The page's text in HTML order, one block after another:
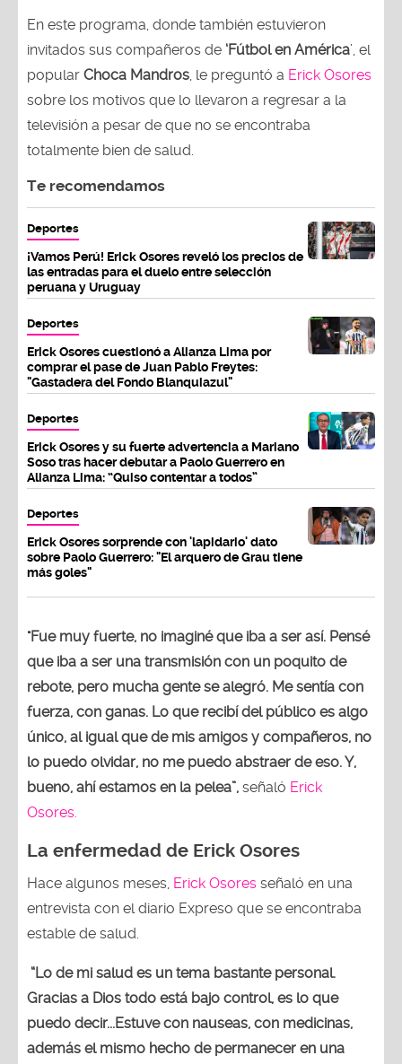
En este programa, donde también estuvieron
invitados sus compañeros de ‘Fútbol en América’, el
popular Choca Mandros, le preguntó a Erick Osores
sobre los motivos que lo llevaron a regresar a la
televisión a pesar de que no se encontraba
totalmente bien de salud.
Te recomendamos
Deportes
¡Vamos Perú! Erick Osores reveló los precios de
las entradas para el duelo entre selección
peruana y Uruguay
Deportes
Erick Osores cuestionó a Alianza Lima por
comprar el pase de Juan Pablo Freytes:
"Gastadera del Fondo Blanquiazul"
Deportes
Erick Osores y su fuerte advertencia a Mariano
Soso tras hacer debutar a Paolo Guerrero en
Alianza Lima: “Quiso contentar a todos”
Deportes
Erick Osores sorprende con 'lapidario' dato
sobre Paolo Guerrero: "El arquero de Grau tiene
más goles"
"Fue muy fuerte, no imaginé que iba a ser así. Pensé
que iba a ser una transmisión con un poquito de
rebote, pero mucha gente se alegró. Me sentía con
fuerza, con ganas. Lo que recibí del público es algo
único, al igual que de mis amigos y compañeros, no
lo puedo olvidar, no me puedo abstraer de eso. Y,
bueno, ahí estamos en la pelea”, señaló Erick
Osores.
La enfermedad de Erick Osores
Hace algunos meses, Erick Osores señaló en una
entrevista con el diario Expreso que se encontraba
estable de salud.
“Lo de mi salud es un tema bastante personal.
Gracias a Dios todo está bajo control, es lo que
puedo decir...Estuve con nauseas, con medicinas,
además el mismo hecho de permanecer en una